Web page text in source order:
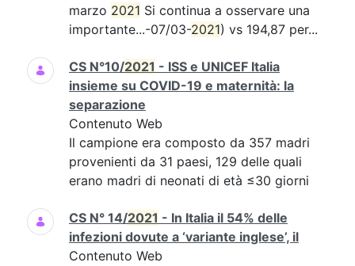
marzo 2021 Si continua a osservare una
importante...-07/03-2021) vs 194,87 per...
CS N°10/2021 - ISS e UNICEF Italia
insieme su COVID-19 e maternità: la
separazione
Contenuto Web
Il campione era composto da 357 madri
provenienti da 31 paesi, 129 delle quali
erano madri di neonati di età ≤30 giorni
CS N° 14/2021 - In Italia il 54% delle
infezioni dovute a ‘variante inglese’, il
Contenuto Web